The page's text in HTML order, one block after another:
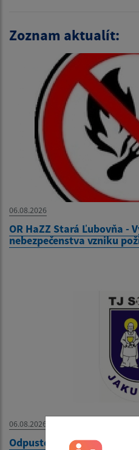
Zoznam aktualít:
06.08.2026
OR HaZZ Stará Ľubovňa -
nebezpečenstva vzniku
06.08.2026
Odpustový futbalový turnaj